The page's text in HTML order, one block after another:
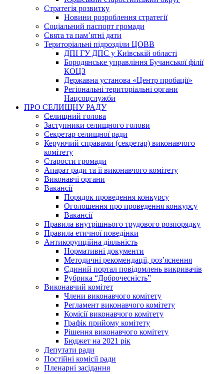
Стратегія розвитку
Новини розроблення стратегії
Соціальний паспорт громади
Свята та пам’ятні дати
Територіальні підрозділи ЦОВВ
ДПІ ГУ ДПС у Київській області
Бородянське управління Бучанської філії
КОЦЗ
Державна установа «Центр пробації»
Регіональні територіальні органи
Нацсоцслужби
ПРО СЕЛИЩНУ РАДУ
Селищний голова
Заступники селищного голови
Секретар селищної ради
Керуючий справами (секретар) виконавчого
комітету
Старости громади
Апарат ради та її виконавчого комітету
Виконавчі органи
Вакансії
Порядок проведення конкурсу
Оголошення про проведення конкурсу
Вакансії
Правила внутрішнього трудового розпорядку
Правила етичної поведінки
Антикорупційна діяльність
Нормативні документи
Методичні рекомендації, роз’яснення
Єдиний портал повідомлень викривачів
Рубрика “Доброчесність”
Виконавчий комітет
Члени виконавчого комітету
Регламент виконавчого комітету
Комісії виконавчого комітету
Графік прийому комітету
Рішення виконавчого комітету
Бюджет на 2021 рік
Депутати ради
Постійні комісії ради
Пленарні засідання